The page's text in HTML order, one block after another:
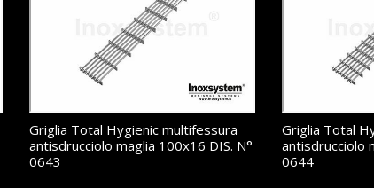
Griglia Total Hygienic multifessura
antisdrucciolo maglia 100x16 DIS. N°
0643
Griglia Total
antisdrucciolo
0644